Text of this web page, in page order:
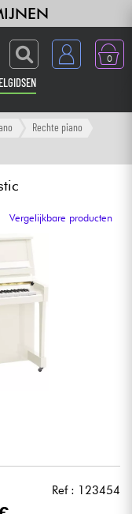
0
Rechte piano
Vergelijkbare producten
Ref : 123454